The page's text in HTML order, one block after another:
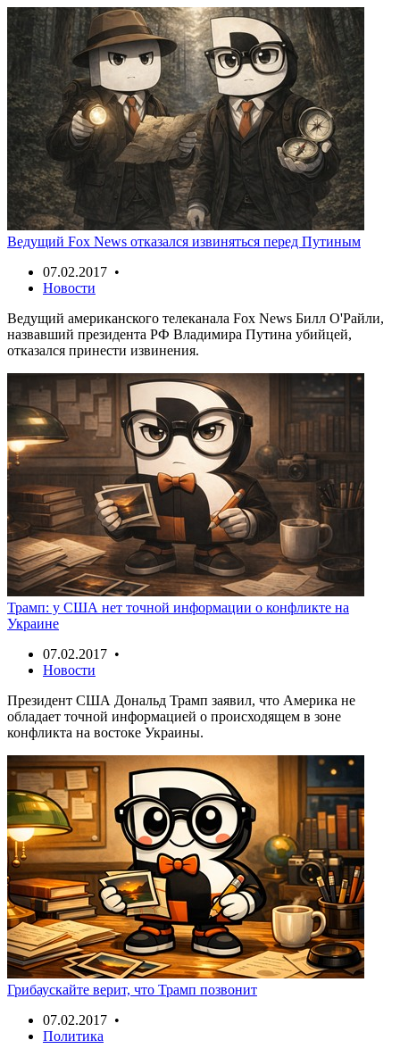
Ведущий Fox News отказался извиняться перед Путиным
07.02.2017 •
Новости
Ведущий американского телеканала Fox News Билл О'Райли,
назвавший президента РФ Владимира Путина убийцей,
отказался принести извинения.
Трамп: у США нет точной информации о конфликте на
Украине
07.02.2017 •
Новости
Президент США Дональд Трамп заявил, что Америка не
обладает точной информацией о происходящем в зоне
конфликта на востоке Украины.
Грибаускайте верит, что Трамп позвонит
07.02.2017 •
Политика